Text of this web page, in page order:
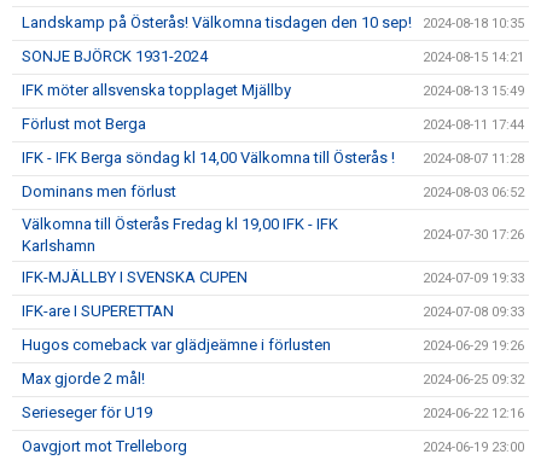
Landskamp på Österås! Välkomna tisdagen den 10 sep! 2024-08-18 10:35
SONJE BJÖRCK 1931-2024 2024-08-15 14:21
IFK möter allsvenska topplaget Mjällby 2024-08-13 15:49
Förlust mot Berga 2024-08-11 17:44
IFK - IFK Berga söndag kl 14,00 Välkomna till Österås ! 2024-08-07 11:28
Dominans men förlust 2024-08-03 06:52
Välkomna till Österås Fredag kl 19,00 IFK - IFK
Karlshamn
2024-07-30 17:26
IFK-MJÄLLBY I SVENSKA CUPEN 2024-07-09 19:33
IFK-are I SUPERETTAN 2024-07-08 09:33
Hugos comeback var glädjeämne i förlusten 2024-06-29 19:26
Max gjorde 2 mål! 2024-06-25 09:32
Serieseger för U19 2024-06-22 12:16
Oavgjort mot Trelleborg 2024-06-19 23:00